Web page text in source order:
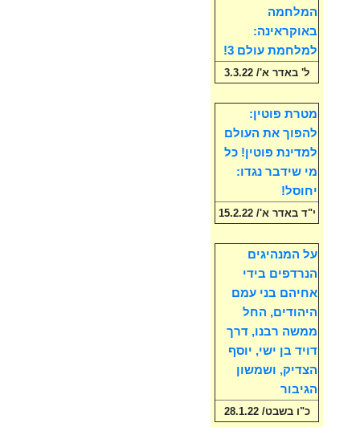
המלחמה
באוקראינה:
למלחמת עולם 3!
ל' באדר א'/ 3.3.22
מטרת פוטין:
להפוך את העולם
למדינת פוטין! כל
מי שידבר נגדו:
יחוסל!
י"ד באדר א'/ 15.2.22
על המנהיגים
הנרדפים בידי
אחיהם בני עמם
היהודים, החל
ממשה רבנו, דרך
דויד בן ישי, יוסף
הצדיק, ושמשון
הגיבור
כ"ו בשבט/ 28.1.22